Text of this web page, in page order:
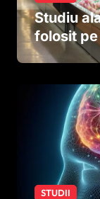
Studiu
folosit
ar putea
dinainte
STUDII